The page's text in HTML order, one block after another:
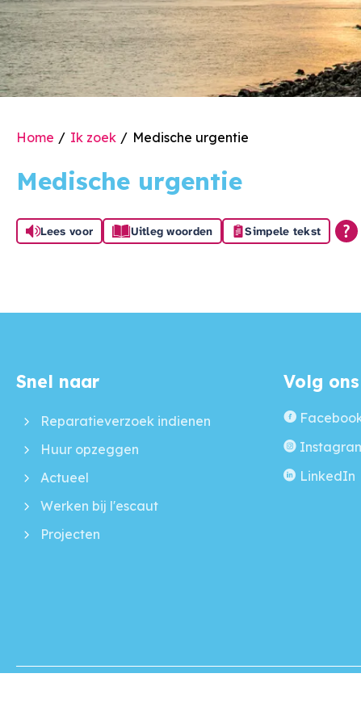
Home Ik zoek Medische urgentie
Medische urgentie
Lees voor Uitleg woorden Simpele tekst
Contactinformatie
Snel naar
Reparatieverzoek indienen
Huur opzeggen
Actueel
Werken bij l'escaut
Projecten
Volg
LinkedIn